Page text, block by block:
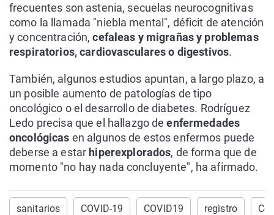
frecuentes son astenia, secuelas neurocognitivas
como la llamada "niebla mental", déficit de atención
y concentración,cefaleas y migrañas y problemas
respiratorios, cardiovasculares o digestivos.
También, algunos estudios apuntan, a largo plazo, a
un posible aumento de patologías de tipo
oncológico o el desarrollo de diabetes. Rodríguez
Ledo precisa que el hallazgo de enfermedades
oncológicas en algunos de estos enfermos puede
deberse a estar hiperexplorados, de forma que de
momento "no hay nada concluyente", ha afirmado.
sanitarios COVID-19 COVID19 registro